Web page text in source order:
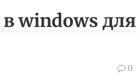
windows для
0